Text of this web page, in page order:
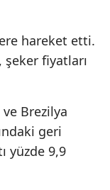
hareket etti.
fiyatları
Brezilya
geri
yüzde 9,9